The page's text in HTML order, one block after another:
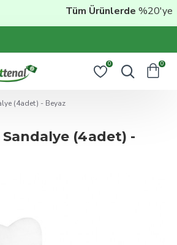
Tüm Ürünlerde%20'ye
0 0
(4adet) - Beyaz
Sandalye (4adet) -